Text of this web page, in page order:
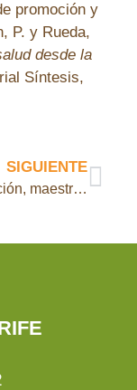
promoción y
P. y Rueda,
desde la
Síntesis,
SIGUIENTE
La frustración, maestra ante el dolor.